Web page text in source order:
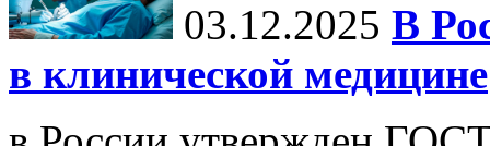
03.12.2025 В
в клинической медицине